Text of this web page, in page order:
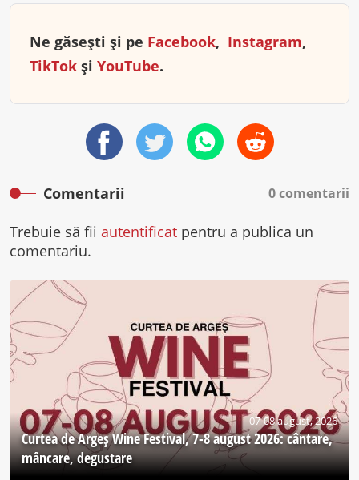
Ne găsești și pe Facebook, Instagram,
TikTok și YouTube.
Comentarii 0 comentarii
Trebuie să fii autentificat pentru a publica un
comentariu.
07-08 august, 2026
Curtea de Argeş Wine Festival, 7-8 august 2026: cântare,
mâncare, degustare